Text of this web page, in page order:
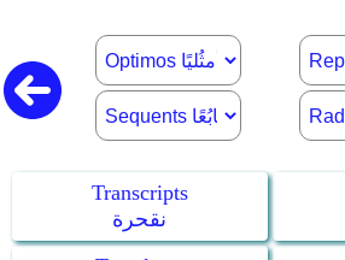
Transcripts
نقحرة